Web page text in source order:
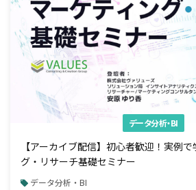
データ分析・BI
【アーカイブ配信】初心者歓迎！実例
グ・リサーチ基礎セミナー
データ分析・BI